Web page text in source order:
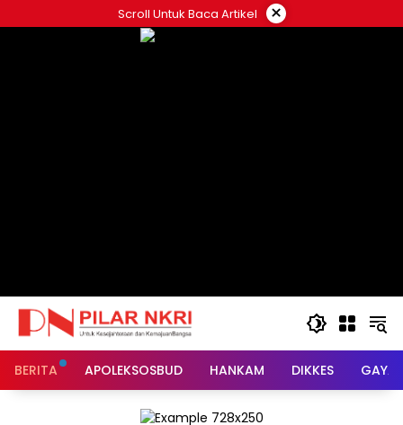
ke
Scroll Untuk Baca Artikel ×
BERITA APOLEKSOSBUD HANKAM DIKKES GAYA